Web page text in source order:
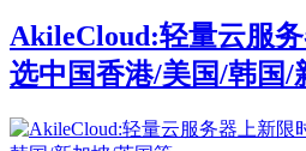
AkileCloud:轻量云服
选中国香港/美国/韩国/